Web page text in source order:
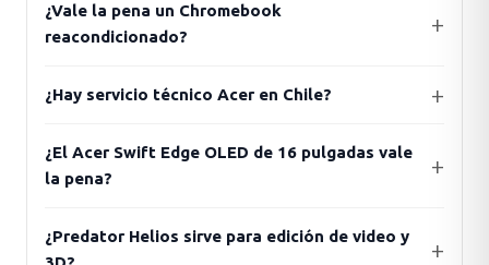
¿Vale la pena un Chromebook
reacondicionado?
¿Hay servicio técnico Acer en Chile?
¿El Acer Swift Edge OLED de 16 pulgadas vale
la pena?
¿Predator Helios sirve para edición de video y